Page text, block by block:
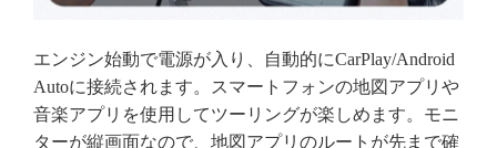
エンジン始動で電源が入り、自動的にCarPlay/Android
Autoに接続されます。スマートフォンの地図アプリや
音楽アプリを使用してツーリングが楽しめます。モニ
ターが縦画面なので、地図アプリのルートが先まで確